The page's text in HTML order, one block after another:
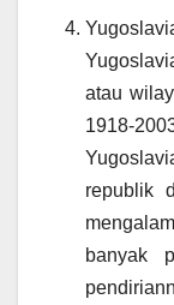
atau
1918-
republik
banyak